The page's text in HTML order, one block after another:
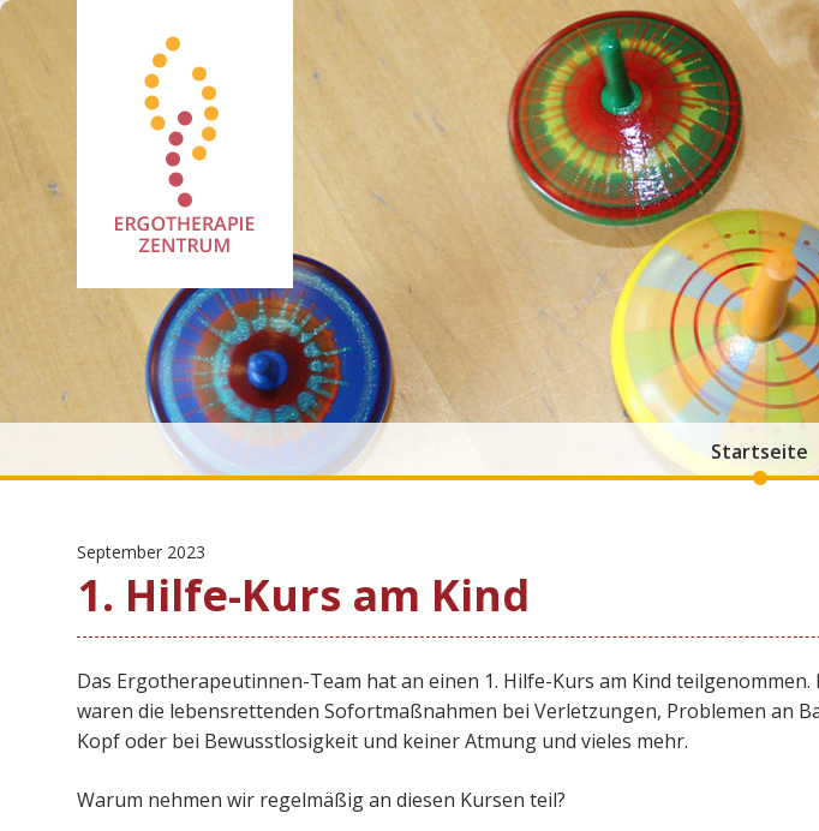
Startseite
September 2023
1. Hilfe-Kurs am Kind
Das Ergotherapeutinnen-Team hat an einen 1. Hilfe-Kurs am Kind teilgenommen.
waren die lebensrettenden Sofortmaßnahmen bei Verletzungen, Problemen an
Kopf oder bei Bewusstlosigkeit und keiner Atmung und vieles mehr.
Warum nehmen wir regelmäßig an diesen Kursen teil?